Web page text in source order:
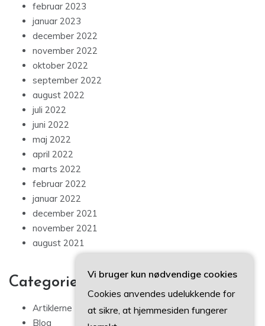
februar 2023
januar 2023
december 2022
november 2022
oktober 2022
september 2022
august 2022
juli 2022
juni 2022
maj 2022
april 2022
marts 2022
februar 2022
januar 2022
december 2021
november 2021
august 2021
Categories
Artiklerne
Blog
Vi bruger kun nødvendige cookies
Cookies anvendes udelukkende for
at sikre, at hjemmesiden fungerer